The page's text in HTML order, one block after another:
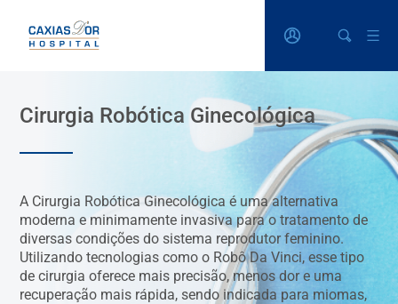
Cirurgia Robótica Ginecológica
A Cirurgia Robótica Ginecológica é uma alternativa
moderna e minimamente invasiva para o tratamento de
diversas condições do sistema reprodutor feminino.
Utilizando tecnologias como o Robô Da Vinci, esse tipo
de cirurgia oferece mais precisão, menos dor e uma
recuperação mais rápida, sendo indicada para miomas,